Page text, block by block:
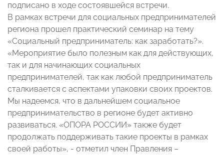
подписано в ходе состоявшейся встречи.
В рамках встречи для социальных предпринимателей
региона прошел практический семинар на тему
«Социальный предприниматель: как заработать?».
«Мероприятие было полезным как для действующих,
так и для начинающих социальных
предпринимателей, так как любой предприниматель
сталкивается с аспектами упаковки своих проектов.
Мы надеемся, что в дальнейшем социальное
предпринимательство в регионе будет активно
развиваться. «ОПОРА РОССИИ» также будет
продолжать поддерживать такие проекты в рамках
своей работы», - отметил член Правления –